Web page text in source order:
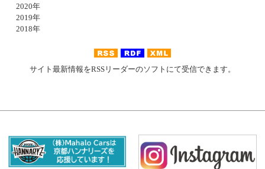
2020年
2019年
2018年
サイト最新情報をRSSリーダーのソフトにて受信できます。